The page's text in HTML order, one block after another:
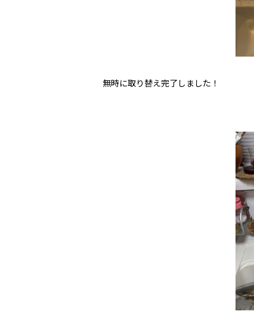
無時に取り替え完了しました！